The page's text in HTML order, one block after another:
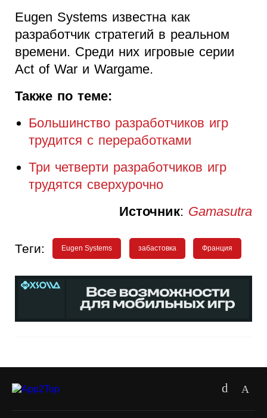
Eugen Systems известна как
разработчик стратегий в реальном
времени. Среди них игровые серии
Act of War и Wargame.
Также по теме:
Большинство разработчиков игр
трудится с переработками
Три четверти разработчиков игр
трудятся сверхурочно
Источник: Gamasutra
Теги: Eugen Systems забастовка Франция